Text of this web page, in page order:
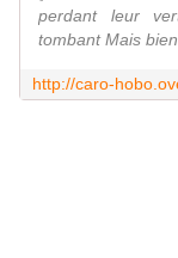
perdant leur
tombant Mais